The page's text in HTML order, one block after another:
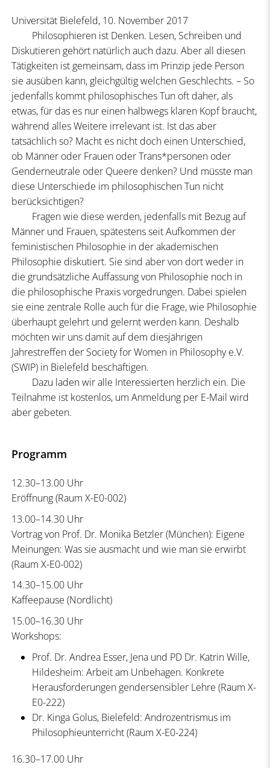
Universität Bielefeld, 10. November 2017
Philosophieren ist Denken. Lesen, Schreiben und
Diskutieren gehört natürlich auch dazu. Aber all diesen
Tätigkeiten ist gemeinsam, dass im Prinzip jede Person
sie ausüben kann, gleichgültig welchen Geschlechts. – So
jedenfalls kommt philosophisches Tun oft daher, als
etwas, für das es nur einen halbwegs klaren Kopf braucht,
während alles Weitere irrelevant ist. Ist das aber
tatsächlich so? Macht es nicht doch einen Unterschied,
ob Männer oder Frauen oder Trans*personen oder
Genderneutrale oder Queere denken? Und müsste man
diese Unterschiede im philosophischen Tun nicht
berücksichtigen?
Fragen wie diese werden, jedenfalls mit Bezug auf
Männer und Frauen, spätestens seit Aufkommen der
feministischen Philosophie in der akademischen
Philosophie diskutiert. Sie sind aber von dort weder in
die grundsätzliche Auffassung von Philosophie noch in
die philosophische Praxis vorgedrungen. Dabei spielen
sie eine zentrale Rolle auch für die Frage, wie Philosophie
überhaupt gelehrt und gelernt werden kann. Deshalb
möchten wir uns damit auf dem diesjährigen
Jahrestreffen der Society for Women in Philosophy e.V.
(SWIP) in Bielefeld beschäftigen.
Dazu laden wir alle Interessierten herzlich ein. Die
Teilnahme ist kostenlos, um Anmeldung per E-Mail wird
aber gebeten.
Programm
12.30–13.00 Uhr
Eröffnung (Raum X-E0-002)
13.00–14.30 Uhr
Vortrag von Prof. Dr. Monika Betzler (München): Eigene
Meinungen: Was sie ausmacht und wie man sie erwirbt
(Raum X-E0-002)
14.30–15.00 Uhr
Kaffeepause (Nordlicht)
15.00–16.30 Uhr
Workshops:
Prof. Dr. Andrea Esser, Jena und PD Dr. Katrin Wille,
Hildesheim: Arbeit am Unbehagen. Konkrete
Herausforderungen gendersensibler Lehre (Raum X-
E0-222)
Dr. Kinga Golus, Bielefeld: Androzentrismus im
Philosophieunterricht (Raum X-E0-224)
16.30–17.00 Uhr